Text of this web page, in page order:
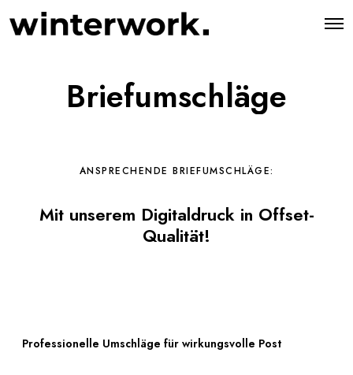
O
Briefumschläge
ANSPRECHENDE BRIEFUMSCHLÄGE:
Mit unserem Digitaldruck in Offset-
Qualität!
Professionelle Umschläge für wirkungsvolle Post